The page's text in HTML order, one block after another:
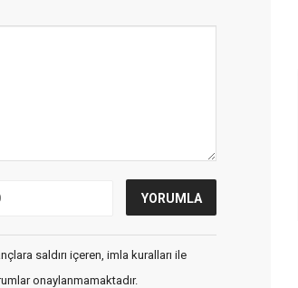
saldırı içeren, imla kuralları ile
onaylanmamaktadır.